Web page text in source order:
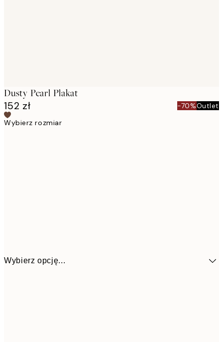
Dusty Pearl Plakat
152 zł -70%Outlet
Wybierz rozmiar
Wybierz opcję...